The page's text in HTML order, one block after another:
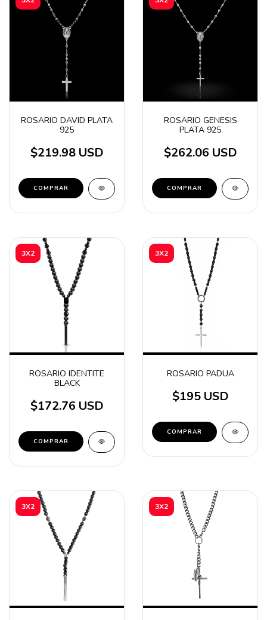
ROSARIO DAVID PLATA
925
$219.98 USD
ROSARIO GENESIS
PLATA 925
$262.06 USD
3X2
ROSARIO IDENTITE
BLACK
$172.76 USD
3X2
ROSARIO PADUA
$195 USD
3X2 3X2